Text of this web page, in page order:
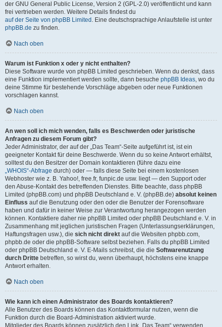
der GNU General Public License, Version 2 (GPL-2.0) veröffentlicht und kann
frei vertrieben werden. Weitere Details findest du
auf der Seite von phpBB Limited . Eine deutschsprachige Anlaufstelle ist unter
phpBB.de zu finden.
Nach oben
Warum ist Funktion x oder y nicht enthalten?
Diese Software wurde von phpBB Limited geschrieben. Wenn du denkst, dass
eine Funktion implementiert werden sollte, dann besuche phpBB Ideas, wo du
deine Stimme für bestehende Vorschläge abgeben oder neue Funktionen
vorschlagen kannst.
Nach oben
An wen soll ich mich wenden, falls es Beschwerden oder juristische
Anfragen zu diesem Forum gibt?
Jeder Administrator, der auf der „Das Team“-Seite aufgeführt ist, ist ein
geeigneter Kontakt für deine Beschwerde. Wenn du so keine Antwort erhältst,
solltest du den Besitzer der Domain kontaktieren (führe dazu eine
„WHOIS“-Abfrage durch) oder — falls diese Seite bei einem kostenlosen
Webhoster wie z. B. Yahoo!, free.fr, funpic.de usw. liegt — den Support oder
den Abuse-Kontakt des betreffenden Dienstes. Bitte beachte, dass phpBB
Limited (phpBB.com) und phpBB Deutschland e. V. (phpBB.de) absolut keinen
Einfluss auf die Benutzung oder den oder die Benutzer der Forensoftware
haben und dafür in keiner Weise zur Verantwortung herangezogen werden
können. Kontaktiere daher nie phpBB Limited oder phpBB Deutschland e. V. in
Zusammenhang mit jeglichen juristischen Fragen (Unterlassungserklärungen,
Haftungsfragen usw.), die sich nicht direkt auf die Websiten phpbb.com,
phpbb.de oder die phpBB-Software selbst beziehen. Falls du phpBB Limited
oder phpBB Deutschland e. V. E-Mails schreibst, die die Softwarenutzung
durch Dritte betreffen, so wirst du, wenn überhaupt, höchstens eine knappe
Antwort erhalten.
Nach oben
Wie kann ich einen Administrator des Boards kontaktieren?
Alle Benutzer des Boards können das Kontaktformular nutzen, wenn die
Funktion durch die Board-Administration aktiviert wurde.
Mitglieder des Boards können zusätzlich den Link „Das Team“ verwenden.